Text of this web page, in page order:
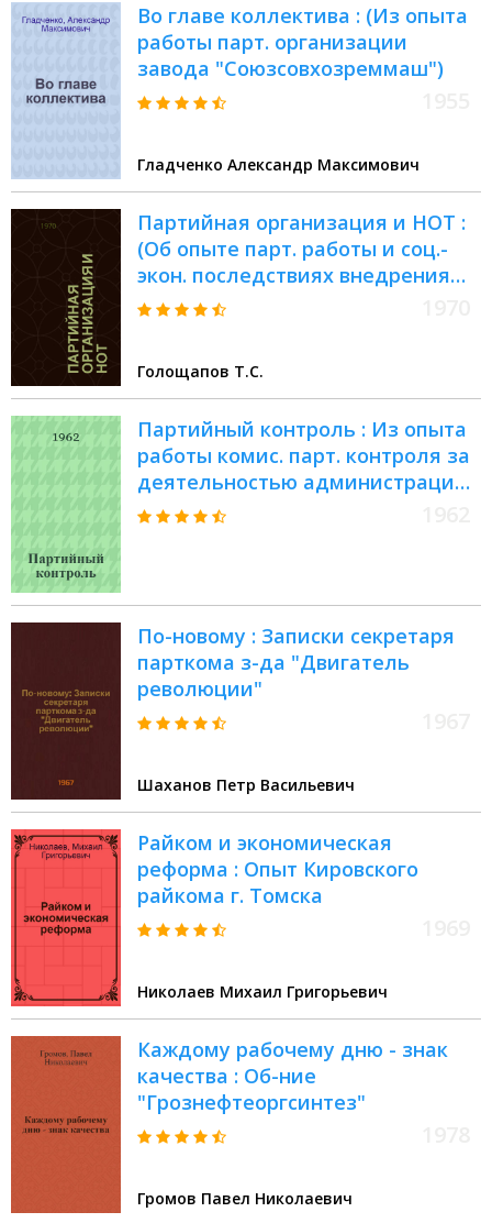
Во главе коллектива : (Из опыта
работы парт. организации
завода "Союзсовхозреммаш")
Гладченко Александр Максимович
Партийная организация и НОТ :
(Об опыте парт. работы и соц.-
экон. последствиях внедрения
НОТ)
Голощапов Т.С.
Партийный контроль : Из опыта
работы комис. парт. контроля за
деятельностью администрации
на заводе "Камкабель" : Сборник
По-новому : Записки секретаря
парткома з-да "Двигатель
революции"
Шаханов Петр Васильевич
Райком и экономическая
реформа : Опыт Кировского
райкома г. Томска
Николаев Михаил Григорьевич
Каждому рабочему дню - знак
качества : Об-ние
"Грознефтеоргсинтез"
Громов Павел Николаевич